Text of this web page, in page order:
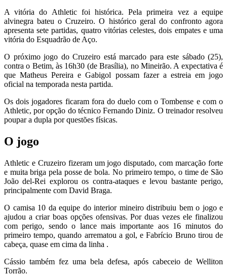
A vitória do Athletic foi histórica. Pela primeira vez a equipe
alvinegra bateu o Cruzeiro. O histórico geral do confronto agora
apresenta sete partidas, quatro vitórias celestes, dois empates e uma
vitória do Esquadrão de Aço.
O próximo jogo do Cruzeiro está marcado para este sábado (25),
contra o Betim, às 16h30 (de Brasília), no Mineirão. A expectativa é
que Matheus Pereira e Gabigol possam fazer a estreia em jogo
oficial na temporada nesta partida.
Os dois jogadores ficaram fora do duelo com o Tombense e com o
Athletic, por opção do técnico Fernando Diniz. O treinador resolveu
poupar a dupla por questões físicas.
O jogo
Athletic e Cruzeiro fizeram um jogo disputado, com marcação forte
e muita briga pela posse de bola. No primeiro tempo, o time de São
João del-Rei explorou os contra-ataques e levou bastante perigo,
principalmente com David Braga.
O camisa 10 da equipe do interior mineiro distribuiu bem o jogo e
ajudou a criar boas opções ofensivas. Por duas vezes ele finalizou
com perigo, sendo o lance mais importante aos 16 minutos do
primeiro tempo, quando arrematou a gol, e Fabrício Bruno tirou de
cabeça, quase em cima da linha .
Cássio também fez uma bela defesa, após cabeceio de Welliton
Torrão.